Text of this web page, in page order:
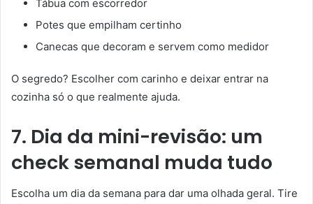
Tábua com escorredor
Potes que empilham certinho
Canecas que decoram e servem como medidor
O segredo? Escolher com carinho e deixar entrar na
cozinha só o que realmente ajuda.
7. Dia da mini-revisão: um
check semanal muda tudo
Escolha um dia da semana para dar uma olhada geral. Tire